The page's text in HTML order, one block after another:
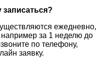
записаться?
ежедневно,
за 1 неделю до
по телефону,
заявку.